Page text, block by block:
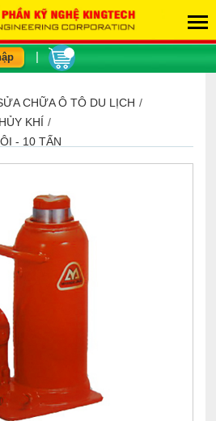
CHỮA Ô TÔ DU LỊCH /
KHÍ /
- 10 TẤN